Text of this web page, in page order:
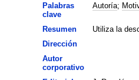
Palabras
clave
Autoría;
Resumen
Utiliza la
Dirección
Autor
corporativo